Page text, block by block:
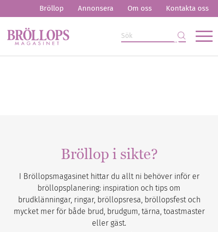
Bröllop Annonsera Om oss Kontakta oss
Bröllop i sikte?
I Bröllopsmagasinet hittar du allt ni behöver inför er
bröllopsplanering: inspiration och tips om
brudklänningar, ringar, bröllopsresa, bröllopsfest och
mycket mer för både brud, brudgum, tärna, toastmaster
eller gäst.